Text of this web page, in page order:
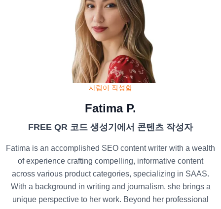
사람이 작성함
Fatima P.
FREE QR 코드 생성기에서 콘텐츠 작성자
Fatima is an accomplished SEO content writer with a wealth
of experience crafting compelling, informative content
across various product categories, specializing in SAAS.
With a background in writing and journalism, she brings a
unique perspective to her work. Beyond her professional